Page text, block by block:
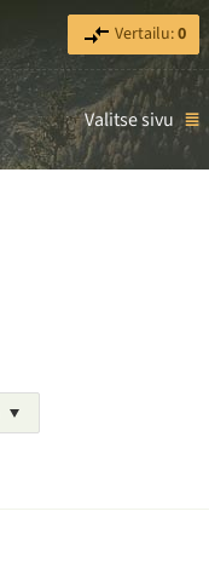
Vertailu:0
Valitse sivu